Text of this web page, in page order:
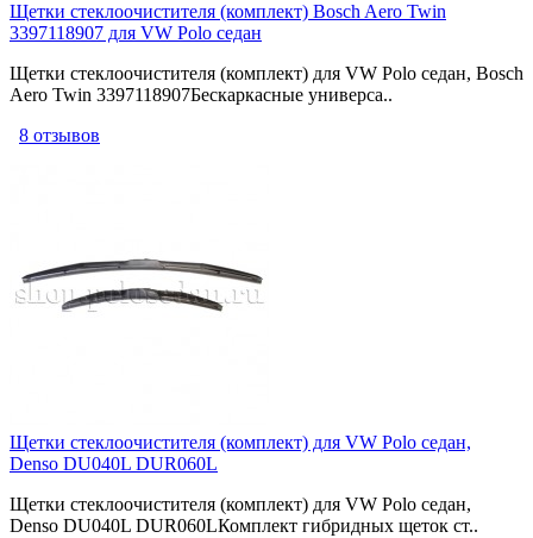
Щетки стеклоочистителя (комплект) Bosch Aero Twin
3397118907 для VW Polo седан
Щетки стеклоочистителя (комплект) для VW Polo седан, Bosch
Aero Twin 3397118907Бескаркасные универса..
8 отзывов
Щетки стеклоочистителя (комплект) для VW Polo седан,
Denso DU040L DUR060L
Щетки стеклоочистителя (комплект) для VW Polo седан,
Denso DU040L DUR060LКомплект гибридных щеток ст..